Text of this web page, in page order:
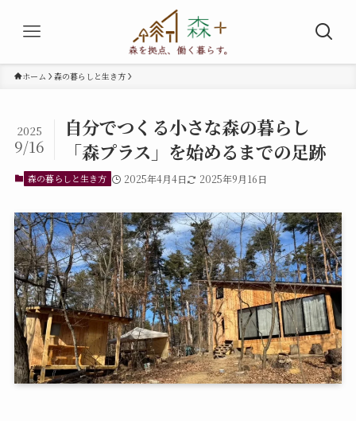
ホーム 森の暮らしと生き方
自分でつくる小さな森の暮らし
「森プラス」を始めるまでの足跡
2025
9/16
森の暮らしと生き方 2025年4月4日 2025年9月16日